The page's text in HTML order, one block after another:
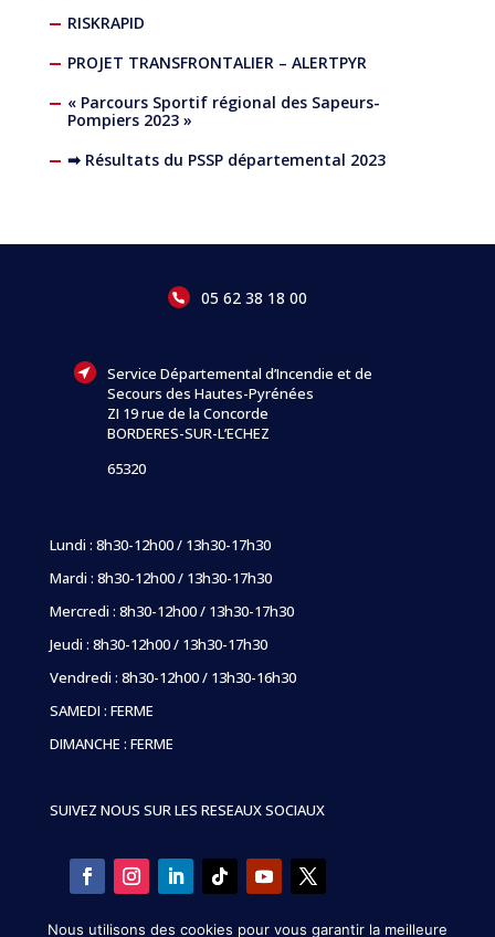
RISKRAPID
PROJET TRANSFRONTALIER – ALERTPYR
« Parcours Sportif régional des Sapeurs-
Pompiers 2023 »
➡ Résultats du PSSP départemental 2023
05 62 38 18 00
Service Départemental d’Incendie et de
Secours des Hautes-Pyrénées
ZI 19 rue de la Concorde
BORDERES-SUR-L’ECHEZ
65320
Lundi : 8h30-12h00 / 13h30-17h30
Mardi : 8h30-12h00 / 13h30-17h30
Mercredi : 8h30-12h00 / 13h30-17h30
Jeudi : 8h30-12h00 / 13h30-17h30
Vendredi : 8h30-12h00 / 13h30-16h30
SAMEDI : FERME
DIMANCHE : FERME
SUIVEZ NOUS SUR LES RESEAUX SOCIAUX
Nous utilisons des cookies pour vous garantir la meilleure